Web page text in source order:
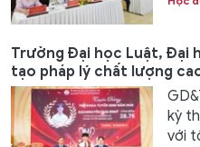
Trường Đại học Luật, Đại
tạo pháp lý chất lượng
kỳ
với